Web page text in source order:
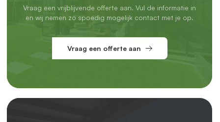
Vraag een vrijblijvende offerte aan. Vul de informatie in
en wij nemen zo spoedig mogelijk contact met je op.
Vraag een offerte aan